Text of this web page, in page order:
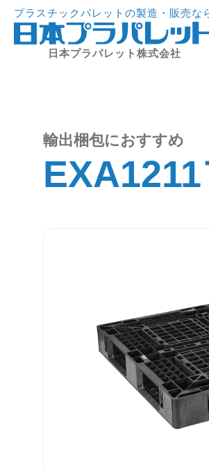
プラスチックパレットの製造・販売な
日本プラパレット株式会社
輸出梱包におすすめ